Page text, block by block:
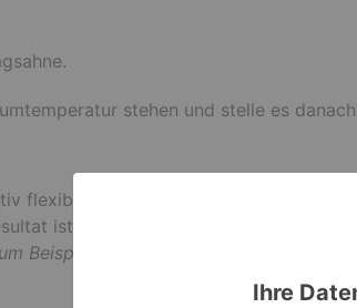
stehen und stelle es
flexibel gestalten. Wenn du mehr
ist noch cremiger.
Beispiel für diese